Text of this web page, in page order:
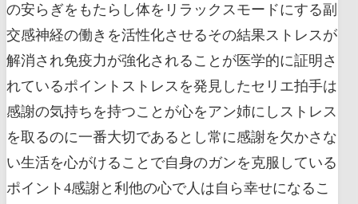
の安らぎをもたらし体をリラックスモードにする副
交感神経の働きを活性化させるその結果ストレスが
解消され免疫力が強化されることが医学的に証明さ
れているポイントストレスを発見したセリエ拍手は
感謝の気持ちを持つことが心をアン姉にしストレス
を取るのに一番大切であるとし常に感謝を欠かさな
い生活を心がけることで自身のガンを克服している
ポイント4感謝と利他の心で人は自ら幸せになるこ